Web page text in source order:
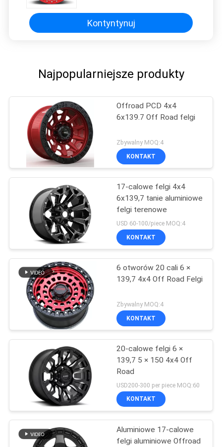
Kontyntynuj
Najpopularniejsze produkty
Offroad PCD 4x4
6x139.7 Off Road felgi
Zbywalny MOQ:4
KONTAKT
17-calowe felgi 4x4
6x139,7 tanie aluminiowe
felgi terenowe
USD 60-100/piece MOQ:4
KONTAKT
6 otworów 20 cali 6 ×
139,7 4x4 Off Road Felgi
Zbywalny MOQ:4
KONTAKT
20-calowe felgi 6 ×
139,7 5 × 150 4x4 Off
Road
USD200-300 per piece MOQ:60
KONTAKT
Aluminiowe 17-calowe
felgi aluminiowe Offroad